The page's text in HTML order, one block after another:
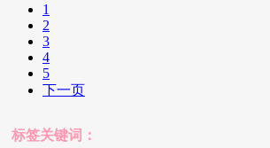
1
2
3
4
5
下一页
标签关键词：